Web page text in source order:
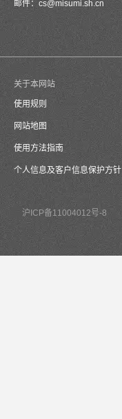
邮件： cs@misumi.sh.cn
关于本网站
使用规则
网站地图
使用方法指南
个人信息及客户信息保护方针
沪ICP备11004012号-8